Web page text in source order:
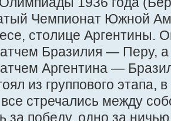
Чемпионат Южной
столице Аргентины.
Бразилия — Перу,
Аргентина —
из группового этапа,
стречались между
за победу, одно за